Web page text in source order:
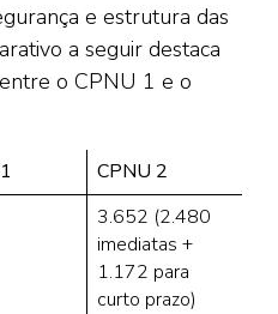
e estrutura das
a seguir destaca
o CPNU 1 e o
CPNU 2
3.652 (2.480
imediatas +
1.172 para
curto prazo)